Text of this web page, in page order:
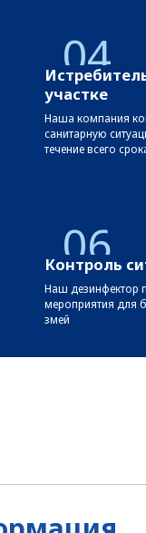
04
участке
Наша компания
санитарную
течение всего
06
Контроль
Наш дезинфектор
мероприятия для
змей